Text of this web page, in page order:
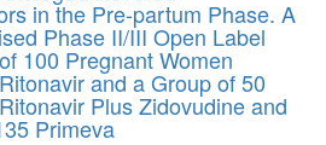
in the Pre-partum Phase. A
Phase II/III Open Label
100 Pregnant Women
and a Group of 50
Plus Zidovudine and
Primeva